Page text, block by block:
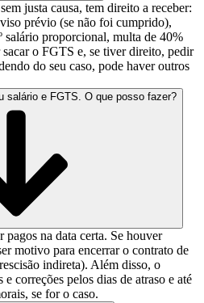
justa causa, tem direito a receber:
prévio (se não foi cumprido),
salário proporcional, multa de 40%
o FGTS e, se tiver direito, pedir
do seu caso, pode haver outros
salário e FGTS. O que posso fazer?
na data certa. Se houver
motivo para encerrar o contrato de
indireta). Além disso, o
correções pelos dias de atraso e até
se for o caso.